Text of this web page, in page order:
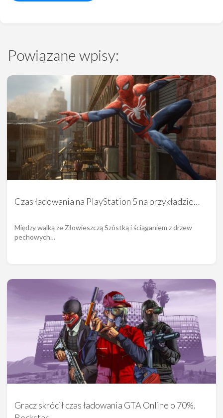
Powiązane wpisy:
Czas ładowania na PlayStation 5 na przykładzie…
Między walką ze Złowieszczą Szóstką i ściąganiem z drzew
pechowych…
Gracz skrócił czas ładowania GTA Online o 70%.